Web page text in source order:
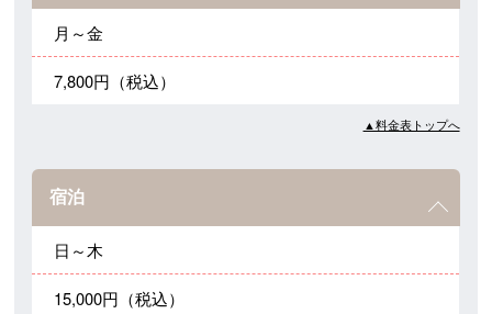
月～金
7,800円（税込）
▲料金表トップへ
宿泊
日～木
15,000円（税込）